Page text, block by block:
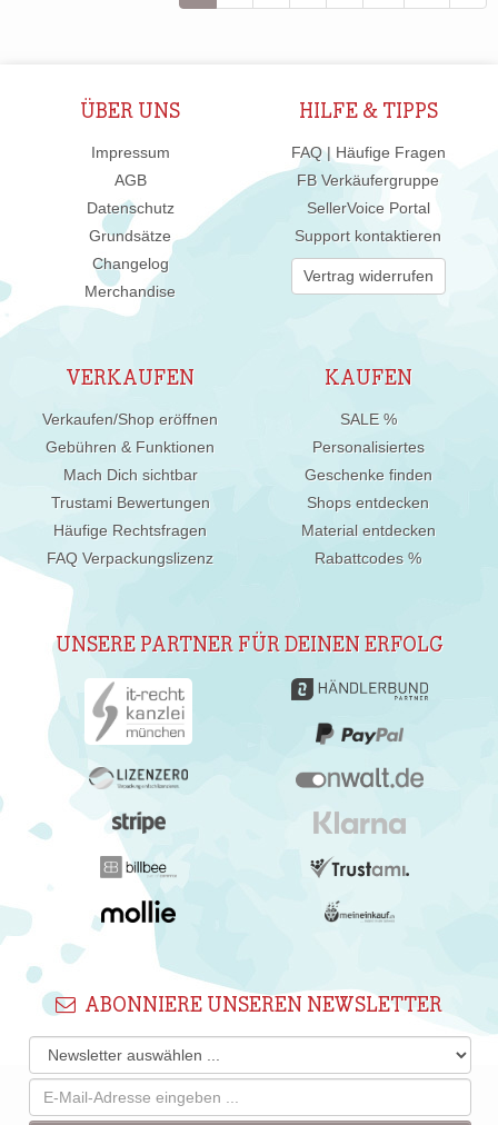
ÜBER UNS
Impressum
AGB
Datenschutz
Grundsätze
Changelog
Merchandise
HILFE & TIPPS
FAQ | Häufige Fragen
FB Verkäufergruppe
SellerVoice Portal
Support kontaktieren
Vertrag widerrufen
VERKAUFEN
Verkaufen/Shop eröffnen
Gebühren & Funktionen
Mach Dich sichtbar
Trustami Bewertungen
Häufige Rechtsfragen
FAQ Verpackungslizenz
KAUFEN
SALE %
Personalisiertes
Geschenke finden
Shops entdecken
Material entdecken
Rabattcodes %
UNSERE PARTNER FÜR DEINEN ERFOLG
ABONNIERE UNSEREN NEWSLETTER